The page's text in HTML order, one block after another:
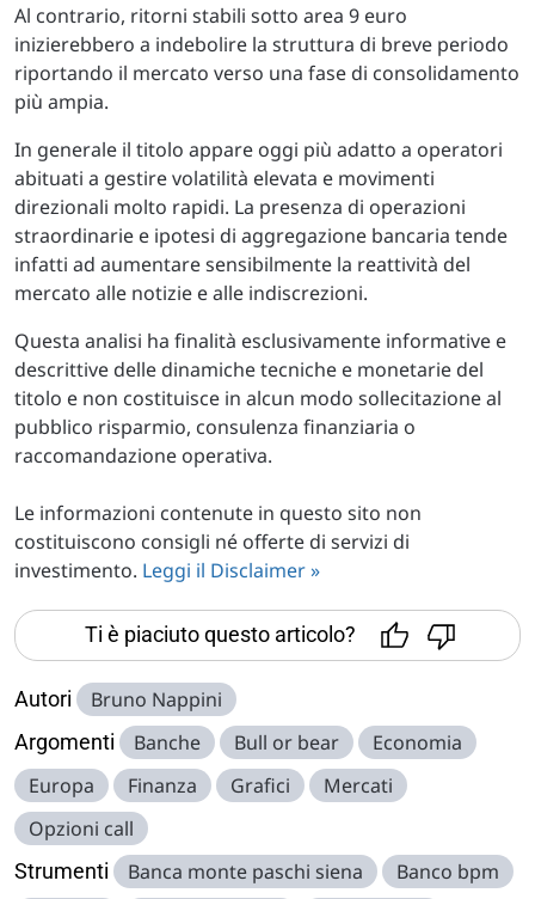
Al contrario, ritorni stabili sotto area 9 euro
inizierebbero a indebolire la struttura di breve periodo
riportando il mercato verso una fase di consolidamento
più ampia.
In generale il titolo appare oggi più adatto a operatori
abituati a gestire volatilità elevata e movimenti
direzionali molto rapidi. La presenza di operazioni
straordinarie e ipotesi di aggregazione bancaria tende
infatti ad aumentare sensibilmente la reattività del
mercato alle notizie e alle indiscrezioni.
Questa analisi ha finalità esclusivamente informative e
descrittive delle dinamiche tecniche e monetarie del
titolo e non costituisce in alcun modo sollecitazione al
pubblico risparmio, consulenza finanziaria o
raccomandazione operativa.
Le informazioni contenute in questo sito non
costituiscono consigli né offerte di servizi di
investimento. Leggi il Disclaimer »
Ti è piaciuto questo articolo?
Autori Bruno Nappini
Argomenti Banche Bull or bear
Economia
Europa
Finanza Grafici
Mercati
Opzioni call
Strumenti Banca monte paschi siena
Banco bpm